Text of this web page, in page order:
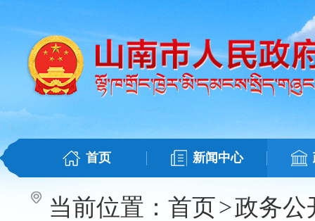
首页 新闻中心
当前位置： 首页>政务公